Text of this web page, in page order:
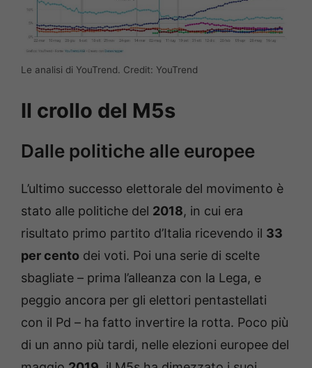
Le analisi di YouTrend. Credit: YouTrend
Il crollo del M5s
Dalle politiche alle europee
L’ultimo successo elettorale del movimento è
stato alle politiche del 2018, in cui era
risultato primo partito d’Italia ricevendo il 33
per cento dei voti. Poi una serie di scelte
sbagliate – prima l’alleanza con la Lega, e
peggio ancora per gli elettori pentastellati
con il Pd – ha fatto invertire la rotta. Poco più
di un anno più tardi, nelle elezioni europee del